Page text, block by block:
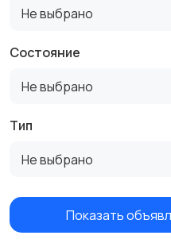
Не выбрано
Состояние
Не выбрано
Тип
Не выбрано
Показать